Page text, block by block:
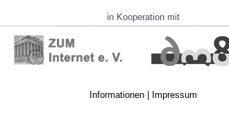
in Kooperation mit
Informationen| Impressum